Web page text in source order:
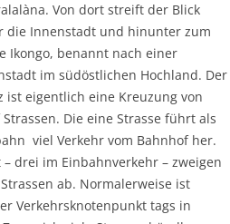
Von dort streift der Blick
die Innenstadt und hinunter zum
Ikongo, benannt nach einer
im südöstlichen Hochland. Der
ist eigentlich eine Kreuzung von
Die eine Strasse führt als
viel Verkehr vom Bahnhof her.
– drei im Einbahnverkehr – zweigen
ab. Normalerweise ist
Verkehrsknotenpunkt tags in